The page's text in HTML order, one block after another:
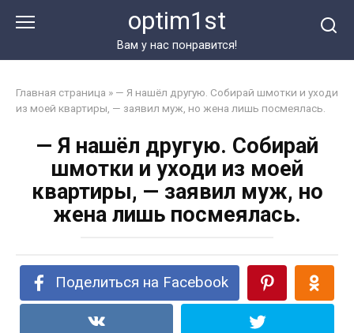
optim1st
Вам у нас понравится!
Главная страница » — Я нашёл другую. Собирай шмотки и уходи
из моей квартиры, — заявил муж, но жена лишь посмеялась.
— Я нашёл другую. Собирай
шмотки и уходи из моей
квартиры, — заявил муж, но
жена лишь посмеялась.
Поделиться на Facebook